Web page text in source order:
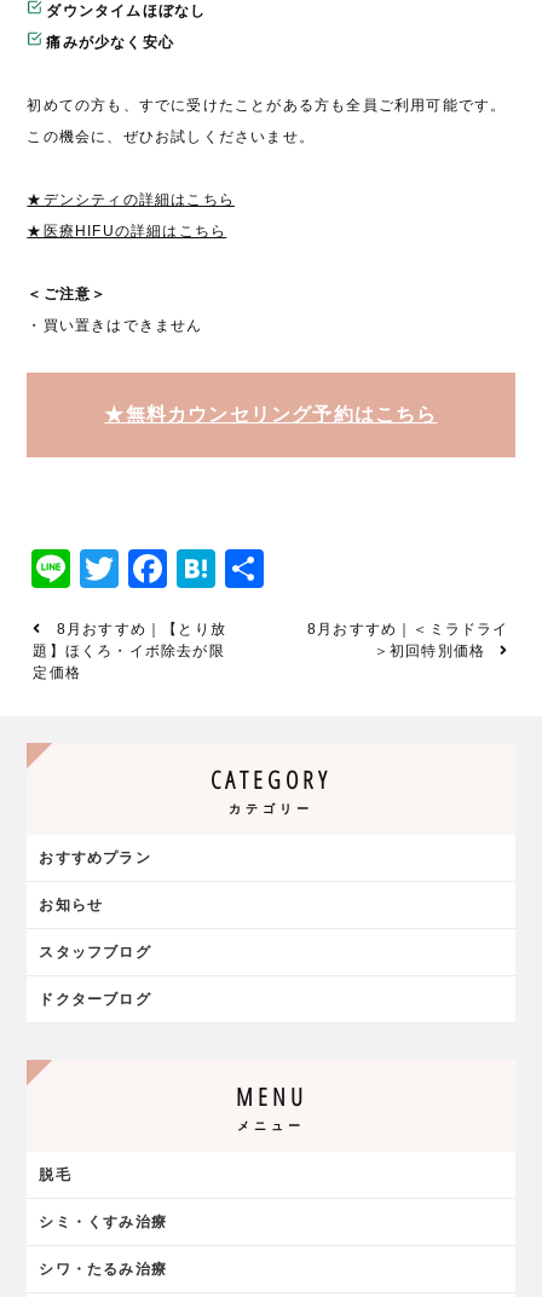
ダウンタイムほぼなし
痛みが少なく安心
初めての方も、すでに受けたことがある方も全員ご利用可能です。
この機会に、ぜひお試しくださいませ。
★デンシティの詳細はこちら
★医療HIFUの詳細はこちら
＜ご注意＞
・買い置きはできません
★無料カウンセリング予約はこちら
LineTwitter
Facebook
Hatena
8月おすすめ｜【とり放
題】ほくろ・イボ除去が限
定価格
8月おすすめ｜＜ミラドライ
＞初回特別価格
CATEGORY
カテゴリー
おすすめプラン
お知らせ
スタッフブログ
ドクターブログ
MENU
メニュー
脱毛
シミ・くすみ治療
シワ・たるみ治療